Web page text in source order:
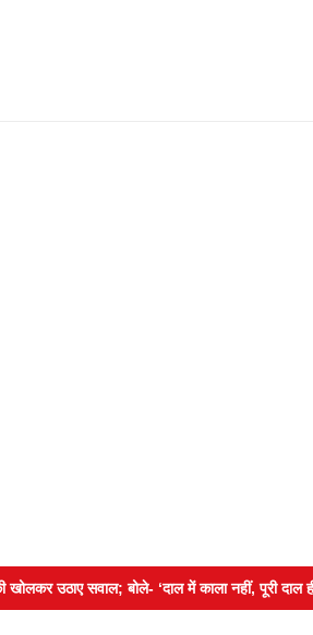
सवाल; बोले- ‘दाल में काला नहीं, पूरी दाल ही काली’